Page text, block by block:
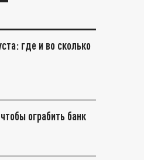
где и во сколько
ограбить банк